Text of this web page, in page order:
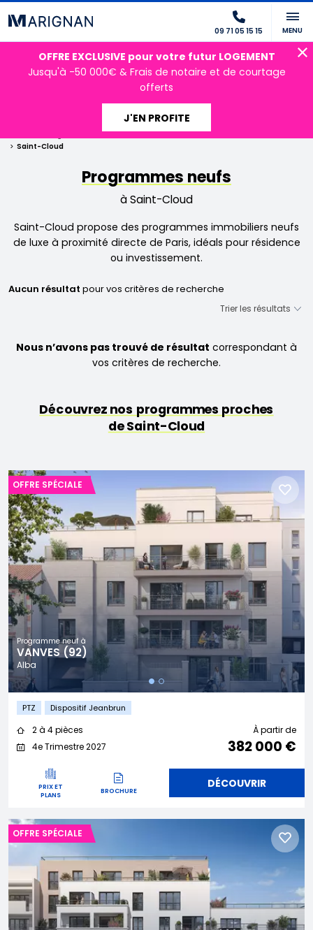
09 71 05 15 15 MENU
OFFRE EXCLUSIVE pour votre futur LOGEMENT
Jusqu'à -50 000€ & Frais de notaire et de courtage
offerts
J'EN PROFITE
Programmes neufs Ile-de-France
Hauts-de-Seine
Saint-Cloud
Programmes neufs
à Saint-Cloud
Saint-Cloud propose des programmes immobiliers neufs
de luxe à proximité directe de Paris, idéals pour résidence
ou investissement.
Aucun résultat pour vos critères de recherche
Nous n’avons pas trouvé de résultat correspondant à
vos critères de recherche.
Découvrez nos programmes proches
de Saint-Cloud
Programme neuf à
VANVES (92)
Alba
OFFRE SPÉCIALE
PTZ Dispositif Jeanbrun
2 à 4 pièces
4e Trimestre 2027
À partir de
382 000 €
PRIX ET
PLANS
BROCHURE
DÉCOUVRIR
OFFRE SPÉCIALE